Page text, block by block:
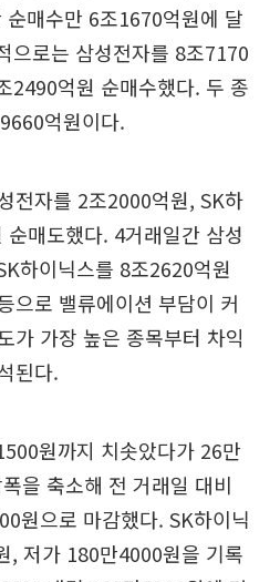
매수만 6조1670억원에 달
으로는 삼성전자를 8조7170
2490억원 순매수했다. 두 종
억원이다.
전자를 2조2000억원, SK하
매도했다. 4거래일간 삼성
하이닉스를 8조2620억원
으로 밸류에이션 부담이 커
가 가장 높은 종목부터 차익
된다.
원까지 치솟았다가 26만
을 축소해 전 거래일 대비
원으로 마감했다. SK하이닉
, 저가 180만4000원을 기록